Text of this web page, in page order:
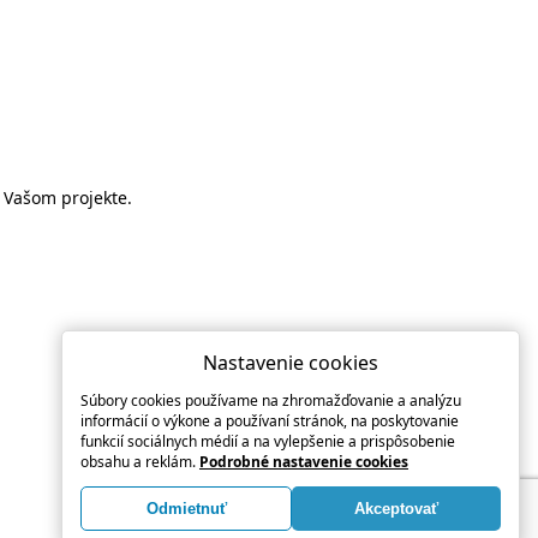
projekte.
Nastavenie cookies
Súbory cookies používame na zhromažďovanie a analýzu
informácií o výkone a používaní stránok, na poskytovanie
funkcií sociálnych médií a na vylepšenie a prispôsobenie
obsahu a reklám. Podrobné nastavenie cookies
Odmietnuť Akceptovať